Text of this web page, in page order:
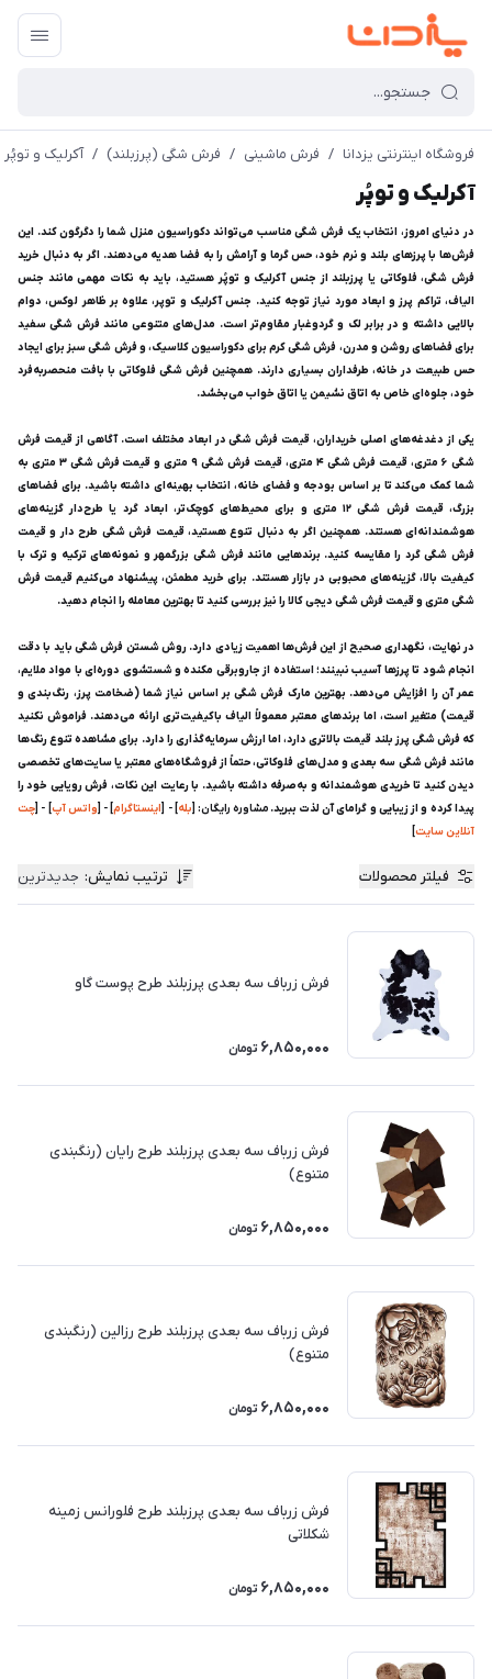
فروشگاه اینترنتی یزدانا / فرش ماشینی / فرش شگی (پرزبلند) / آکرلیک و توپُر
آکرلیک و توپُر
در دنیای امروز، انتخاب یک فرش شگی مناسب می‌تواند دکوراسیون منزل شما را دگرگون کند. این
فرش‌ها با پرزهای بلند و نرم خود، حس گرما و آرامش را به فضا هدیه می‌دهند. اگر به دنبال خرید
فرش شگی، فلوکاتی یا پرزبلند از جنس آکرلیک و توپُر هستید، باید به نکات مهمی مانند جنس
الیاف، تراکم پرز و ابعاد مورد نیاز توجه کنید. جنس آکرلیک و توپر، علاوه بر ظاهر لوکس، دوام
بالایی داشته و در برابر لک و گردوغبار مقاوم‌تر است. مدل‌های متنوعی مانند فرش شگی سفید
برای فضاهای روشن و مدرن، فرش شگی کرم برای دکوراسیون کلاسیک، و فرش شگی سبز برای ایجاد
حس طبیعت در خانه، طرفداران بسیاری دارند. همچنین فرش شگی فلوکاتی با بافت منحصربه‌فرد
خود، جلوه‌ای خاص به اتاق نشیمن یا اتاق خواب می‌بخشد.
یکی از دغدغه‌های اصلی خریداران، قیمت فرش شگی در ابعاد مختلف است. آگاهی از قیمت فرش
شگی ۶ متری، قیمت فرش شگی ۴ متری، قیمت فرش شگی ۹ متری و قیمت فرش شگی ۳ متری به
شما کمک می‌کند تا بر اساس بودجه و فضای خانه، انتخاب بهینه‌ای داشته باشید. برای فضاهای
بزرگ، قیمت فرش شگی ۱۲ متری و برای محیط‌های کوچک‌تر، ابعاد گرد یا طرح‌دار گزینه‌های
هوشمندانه‌ای هستند. همچنین اگر به دنبال تنوع هستید، قیمت فرش شگی طرح دار و قیمت
فرش شگی گرد را مقایسه کنید. برندهایی مانند فرش شگی بزرگمهر و نمونه‌های ترکیه و ترک با
کیفیت بالا، گزینه‌های محبوبی در بازار هستند. برای خرید مطمئن، پیشنهاد می‌کنیم قیمت فرش
شگی متری و قیمت فرش شگی دیجی کالا را نیز بررسی کنید تا بهترین معامله را انجام دهید.
در نهایت، نگهداری صحیح از این فرش‌ها اهمیت زیادی دارد. روش شستن فرش شگی باید با دقت
انجام شود تا پرزها آسیب نبینند؛ استفاده از جاروبرقی مکنده و شستشوی دوره‌ای با مواد ملایم،
عمر آن را افزایش می‌دهد. بهترین مارک فرش شگی بر اساس نیاز شما (ضخامت پرز، رنگ‌بندی و
قیمت) متغیر است، اما برندهای معتبر معمولاً الیاف باکیفیت‌تری ارائه می‌دهند. فراموش نکنید
که فرش شگی پرز بلند قیمت بالاتری دارد، اما ارزش سرمایه‌گذاری را دارد. برای مشاهده تنوع رنگ‌ها
مانند فرش شگی سه بعدی و مدل‌های فلوکاتی، حتماً از فروشگاه‌های معتبر یا سایت‌های تخصصی
دیدن کنید تا خریدی هوشمندانه و به‌صرفه داشته باشید. با رعایت این نکات، فرش رویایی خود را
پیدا کرده و از زیبایی و گرامای آن لذت ببرید. مشاوره رایگان: [بله] - [اینستاگرام] - [واتس آپ] - [چت
آنلاین سایت]
فیلتر محصولات ترتیب نمایش: جدیدترین
فرش زرباف سه بعدی پرزبلند طرح پوست گاو
6,850,000 تومان
فرش زرباف سه بعدی پرزبلند طرح رایان (رنگبندی
متنوع)
6,850,000 تومان
فرش زرباف سه بعدی پرزبلند طرح رزالین (رنگبندی
متنوع)
6,850,000 تومان
فرش زرباف سه بعدی پرزبلند طرح فلورانس زمینه
شکلاتی
6,850,000 تومان